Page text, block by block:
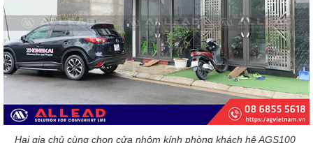
Hai gia chủ cùng chọn cửa nhôm kính phòng khách hệ AGS100